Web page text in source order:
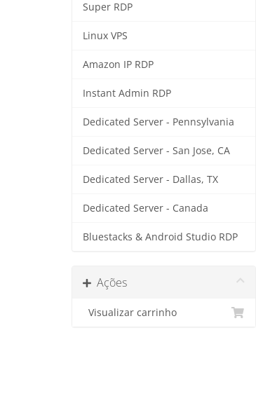
Super RDP
Linux VPS
Amazon IP RDP
Instant Admin RDP
Dedicated Server - Pennsylvania
Dedicated Server - San Jose, CA
Dedicated Server - Dallas, TX
Dedicated Server - Canada
Bluestacks & Android Studio RDP
Ações
Visualizar carrinho